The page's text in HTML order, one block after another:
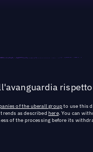
of the uberall groupto use this
as described here. You can
of the processing before its